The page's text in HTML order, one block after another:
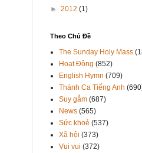
► 2012 (1)
Theo Chủ Đề
The Sunday Holy Mass
Hoạt Động (852)
English Hymn (709)
Thánh Ca Tiếng Anh
Suy gẫm (687)
News (565)
Sức khoẻ (537)
Xã hội (373)
Vui vui (372)